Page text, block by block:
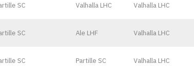
SC Valhalla LHC Valhalla LHC
SC Ale LHF Valhalla LHC
SC Partille SC Valhalla LHC